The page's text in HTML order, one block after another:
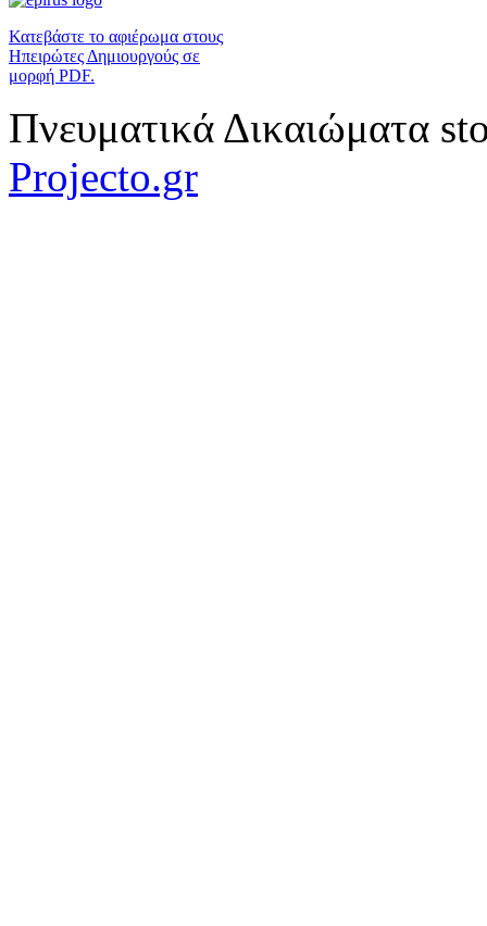
Κατεβάστε το αφιέρωμα στους
Ηπειρώτες Δημιουργούς σε
μορφή PDF.
Πνευματικά Δικαιώματα
Projecto.gr